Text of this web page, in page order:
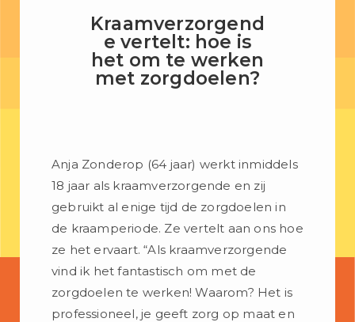
Kraamverzorgend
e vertelt: hoe is
het om te werken
met zorgdoelen?
Anja Zonderop (64 jaar) werkt inmiddels
18 jaar als kraamverzorgende en zij
gebruikt al enige tijd de zorgdoelen in
de kraamperiode. Ze vertelt aan ons hoe
ze het ervaart. “Als kraamverzorgende
vind ik het fantastisch om met de
zorgdoelen te werken! Waarom? Het is
professioneel, je geeft zorg op maat en